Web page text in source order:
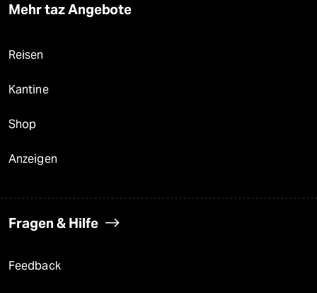
Mehr taz Angebote
Reisen
Kantine
Shop
Anzeigen
Fragen & Hilfe
Feedback